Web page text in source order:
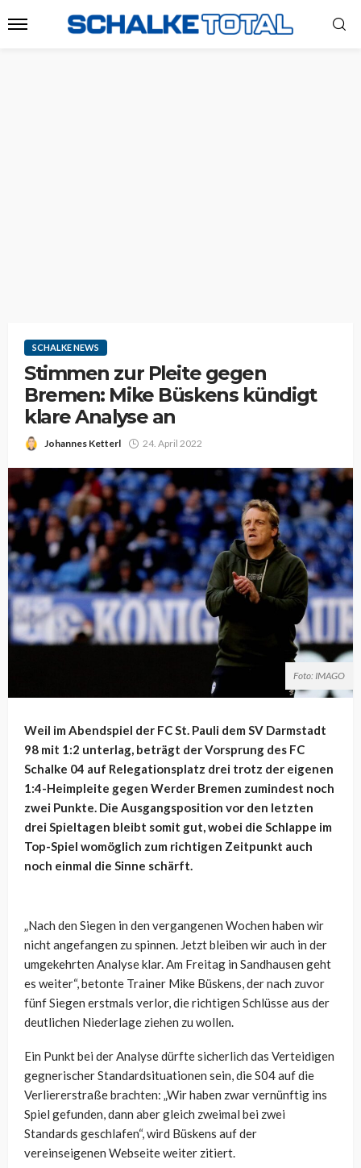
SCHALKE NEWS
Stimmen zur Pleite gegen
Bremen: Mike Büskens kündigt
klare Analyse an
Johannes Ketterl 24. April 2022
Foto: IMAGO
Weil im Abendspiel der FC St. Pauli dem SV Darmstadt
98 mit 1:2 unterlag, beträgt der Vorsprung des FC
Schalke 04 auf Relegationsplatz drei trotz der eigenen
1:4-Heimpleite gegen Werder Bremen zumindest noch
zwei Punkte. Die Ausgangsposition vor den letzten
drei Spieltagen bleibt somit gut, wobei die Schlappe im
Top-Spiel womöglich zum richtigen Zeitpunkt auch
noch einmal die Sinne schärft.
„Nach den Siegen in den vergangenen Wochen haben wir
nicht angefangen zu spinnen. Jetzt bleiben wir auch in der
umgekehrten Analyse klar. Am Freitag in Sandhausen geht
es weiter“, betonte Trainer Mike Büskens, der nach zuvor
fünf Siegen erstmals verlor, die richtigen Schlüsse aus der
deutlichen Niederlage ziehen zu wollen.
Ein Punkt bei der Analyse dürfte sicherlich das Verteidigen
gegnerischer Standardsituationen sein, die S04 auf die
Verliererstraße brachten: „Wir haben zwar vernünftig ins
Spiel gefunden, dann aber gleich zweimal bei zwei
Standards geschlafen“, wird Büskens auf der
vereinseigenen Webseite weiter zitiert.